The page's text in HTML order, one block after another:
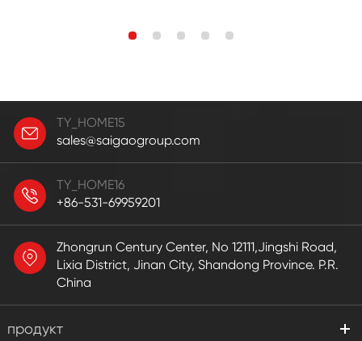
TY_HOME15
sales@saigaogroup.com
TY_HOME16
+86-531-69959201
Zhongrun Century Center, No 12111,Jingshi Road,
Lixia District, Jinan City, Shandong Province. P.R.
China
продукт